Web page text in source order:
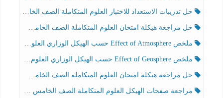
حل تدريبات الاستعداد للاختبار العلوم المتكاملة الصف الخامس عام الفصل الثالث
حل مراجعة هيكلة امتحان العلوم المتكاملة الصف الخامس انسبير الفصل الثالث
ملخص Effect of Atmosphere حسب الهيكل الوزاري العلوم المتكاملة الصف الخامس انسبير الفصل الثالث
ملخص Effect of Geosphere حسب الهيكل الوزاري العلوم المتكاملة الصف الخامس انسبير الفصل الثالث
حل مراجعة هيكلة امتحان العلوم المتكاملة الصف الخامس عام الفصل الثالث
مراجعة صفحات الهيكل العلوم المتكاملة الصف الخامس انسبير الفصل الثالث